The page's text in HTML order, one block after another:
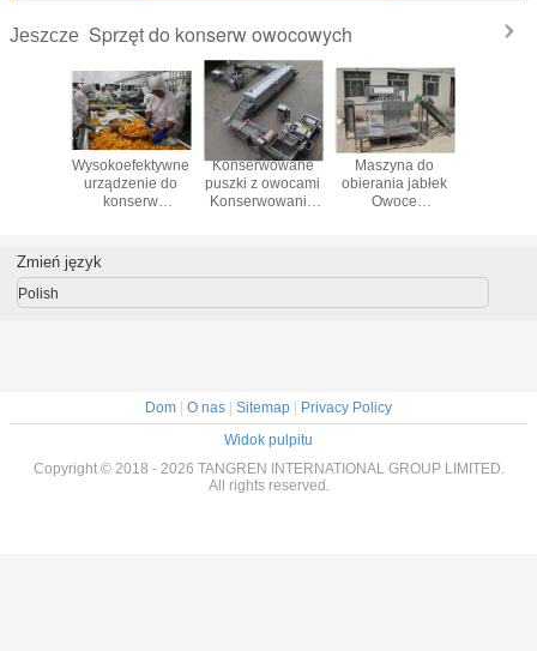
Jeszcze Sprzęt do konserw owocowych
Wysokoefektywne
urządzenie do
konserw
brzoskwiń
Konserwowane
puszki z owocami
Konserwowanie
900mm
Maszyna do
obierania jabłek
Owoce
na zamówienie
Zmień język
Polish
Dom | O nas | Sitemap | Privacy Policy
Widok pulpitu
Copyright © 2018 - 2026 TANGREN INTERNATIONAL GROUP LIMITED.
All rights reserved.